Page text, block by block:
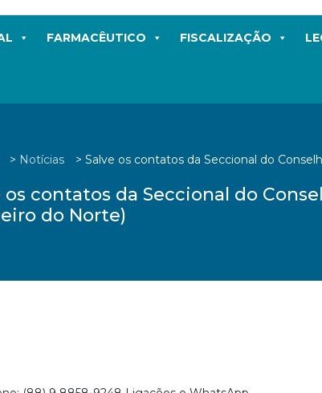
FARMACÊUTICO FISCALIZAÇÃO
> Notícias > Salve os contatos da Seccional do
os contatos da Seccional do
do Norte)